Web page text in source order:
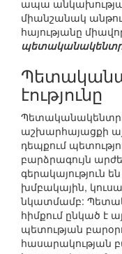
ապա
միանշանակ
հայությանը
էությունը
աշխարհայացքի
դեպքում
բարձրագույն
գերակայություն
խմբակային,
նկատմամբ:
հիմքում ընկած է
պետության
հասարակության